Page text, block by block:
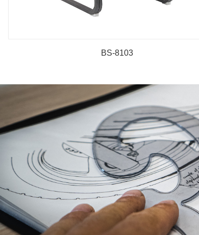
BS-8103